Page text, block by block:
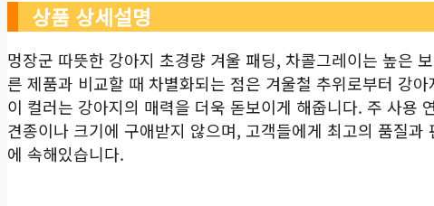
상품 상세설명
멍장군 따뜻한 강아지 초경량 겨울 패딩, 차콜그레이는 높은
른 제품과 비교할 때 차별화되는 점은 겨울철 추위로부터 강
이 컬러는 강아지의 매력을 더욱 돋보이게 해줍니다. 주 사용
견종이나 크기에 구애받지 않으며, 고객들에게 최고의 품질
에 속해있습니다.